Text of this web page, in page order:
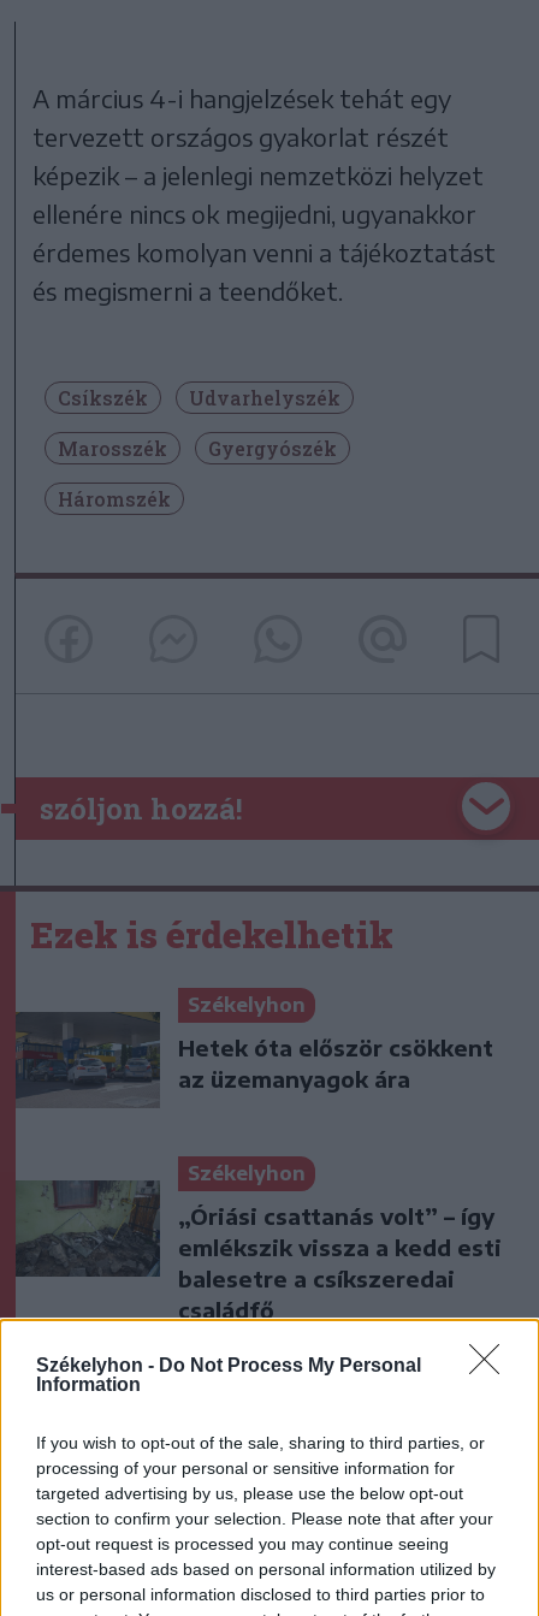
Székelyhon - Do Not Process My Personal
Information
If you wish to opt-out of the sale, sharing to third parties, or
processing of your personal or sensitive information for
targeted advertising by us, please use the below opt-out
section to confirm your selection. Please note that after your
opt-out request is processed you may continue seeing
interest-based ads based on personal information utilized by
us or personal information disclosed to third parties prior to
A március 4-i hangjelzések tehát egy
tervezett országos gyakorlat részét
képezik – a jelenlegi nemzetközi helyzet
ellenére nincs ok megijedni, ugyanakkor
érdemes komolyan venni a tájékoztatást
és megismerni a teendőket.
Csíkszék
Udvarhelyszék
Marosszék
Gyergyószék
Háromszék
szóljon hozzá!
Ezek is érdekelhetik
Székelyhon
Hetek óta először csökkent
az üzemanyagok ára
Székelyhon
„Óriási csattanás volt” – így
emlékszik vissza a kedd esti
balesetre a csíkszeredai
családfő
Székely Sport
hónapra eltiltották a Sepsi
OSK csapatkapitányát
Krónika
Meddig használható még a
régi személyi?